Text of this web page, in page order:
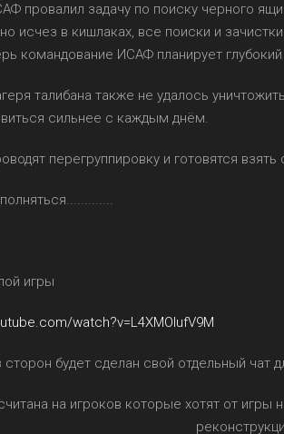
провалил задачу по поиску черного
исчез в кишлаках, все поиски и
командование ИСАФ планирует
талибана также не удалось
сильнее с каждым днём.
перегруппировку и готовятся взять
игры
watch?v=L4XMOlufV9M
будет сделан свой отдельный чат
на игроков которые хотят от игры